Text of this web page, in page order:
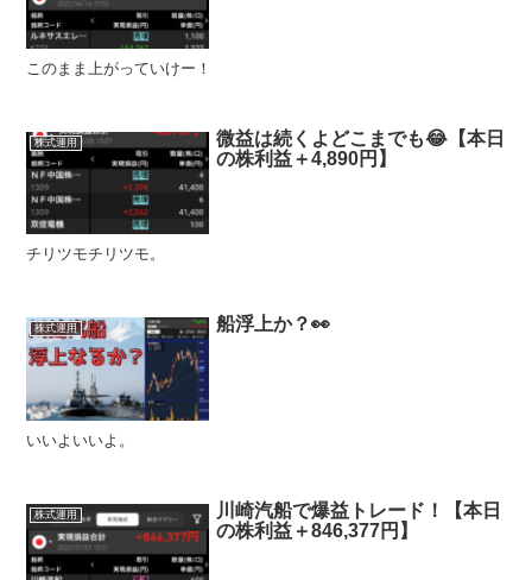
このまま上がっていけー！
株式運用
微益は続くよどこまでも😂【本日
の株利益＋4,890円】
チリツモチリツモ。
株式運用 船浮上か？👀
いいよいいよ。
株式運用
川崎汽船で爆益トレード！【本日
の株利益＋846,377円】